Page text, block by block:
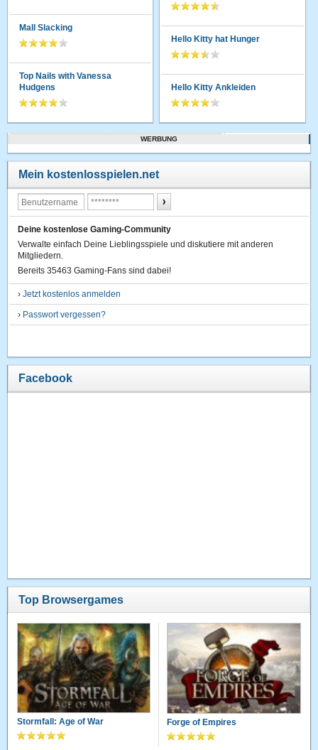
Mall Slacking
Top Nails with Vanessa
Hudgens
Hello Kitty hat Hunger
Hello Kitty Ankleiden
WERBUNG
Mein kostenlosspielen.net
Deine kostenlose Gaming-Community
Verwalte einfach Deine Lieblingsspiele und diskutiere mit anderen
Mitgliedern.
Bereits 35463 Gaming-Fans sind dabei!
›Jetzt kostenlos anmelden
› Passwort vergessen?
Facebook
Top Browsergames
Stormfall: Age of War Forge of Empires